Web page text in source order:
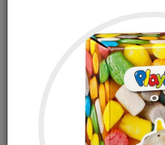
s DPH